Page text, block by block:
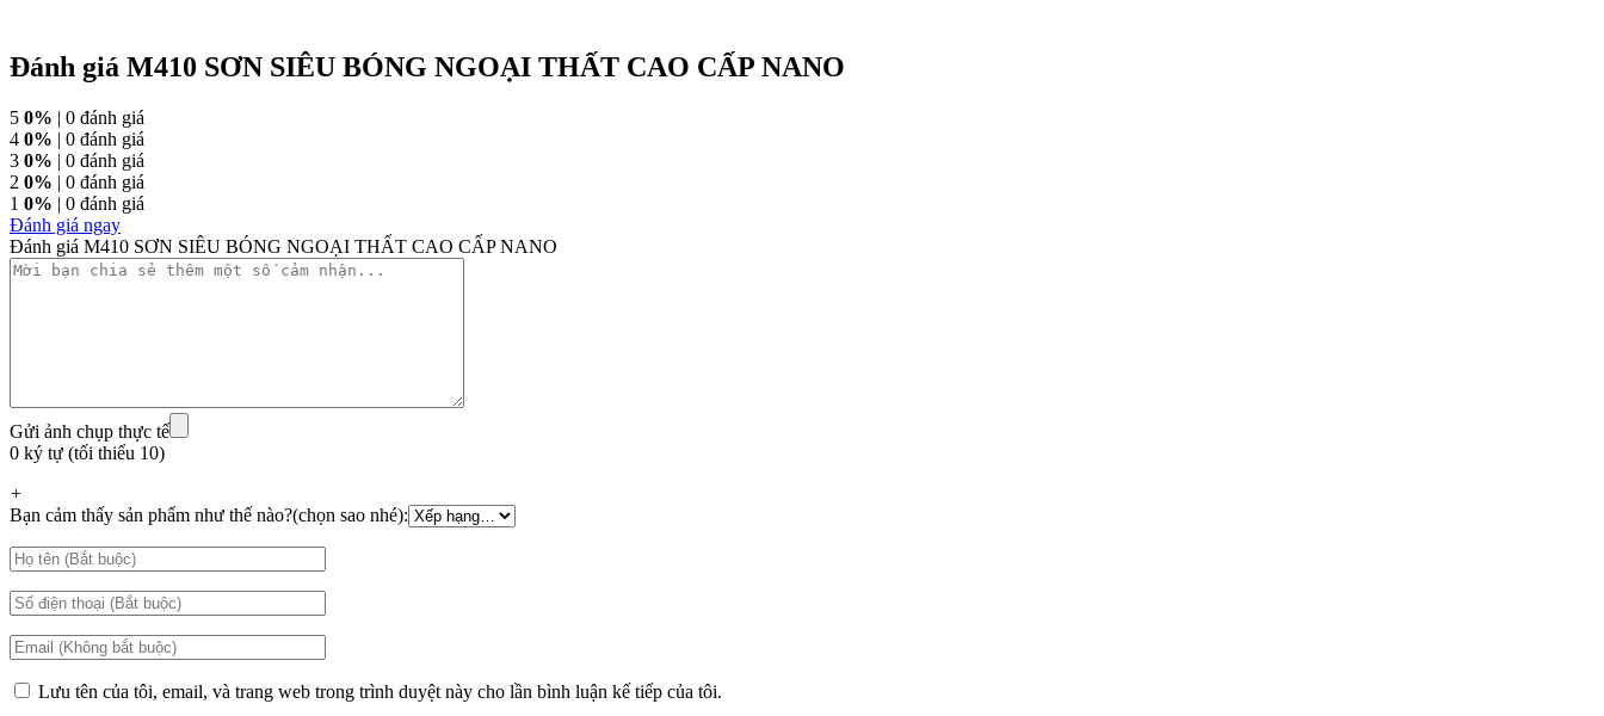
Đánh giá M410 SƠN SIÊU BÓNG NGOẠI THẤT CAO CẤP NANO
5 0% | 0 đánh giá
4 0% | 0 đánh giá
3 0% | 0 đánh giá
2 0% | 0 đánh giá
1 0% | 0 đánh giá
Đánh giá ngay
Đánh giá M410 SƠN SIÊU BÓNG NGOẠI THẤT CAO CẤP NANO
Gửi ảnh chụp thực tế
0 ký tự (tối thiểu 10)
+
Bạn cảm thấy sản phẩm như thế nào?(chọn sao nhé):
Lưu tên của tôi, email, và trang web trong trình duyệt này cho lần bình luận kế tiếp của tôi.